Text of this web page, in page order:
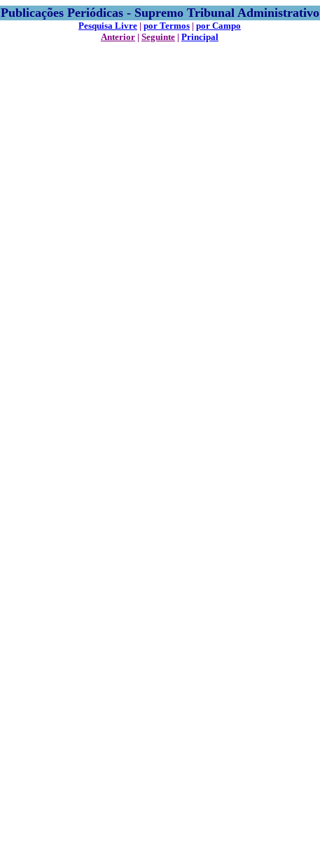
Publicações Periódicas - Supremo Tribunal Administrativo
Pesquisa Livre | por Termos | por Campo
Anterior | Seguinte | Principal